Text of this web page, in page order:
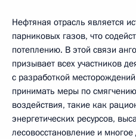
Нефтяная отрасль является
парниковых газов, что
потеплению. В этой связи
призывает всех участников
с разработкой
принимать меры по
воздействия, такие как
энергетических ресурсов,
лесовосстановление и многое